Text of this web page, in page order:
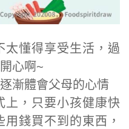
太懂得享受生活，過
心啊~
漸體會父母的心情
上，只要小孩健康快
錢買不到的東西，